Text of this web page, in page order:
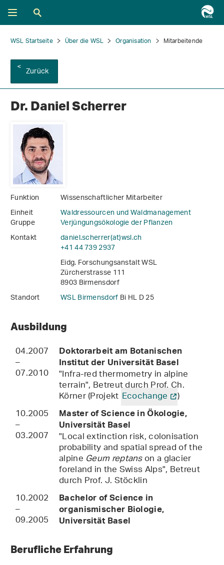
WSL Startseite Über die WSL Organisation Mitarbeitende
Zurück
Dr. Daniel Scherrer
Funktion
Wissenschaftlicher Mitarbeiter
Einheit
Waldressourcen und Waldmanagement
Gruppe
Verjüngungsökologie der Pflanzen
Kontakt
daniel.scherrer(at)wsl.ch
+41 44 739 2937
Eidg. Forschungsanstalt WSL
Zürcherstrasse 111
8903 Birmensdorf
Standort
WSL BirmensdorfBi HL D 25
Ausbildung
04.2007
–
07.2010
Doktorarbeit am Botanischen
Institut der Universität Basel
"Infra-red thermometry in alpine
terrain", Betreut durch Prof. Ch.
Körner (Projekt Ecochange )
10.2005
–
03.2007
Master of Science in Ökologie,
Universität Basel
"Local extinction risk, colonisation
probability and spatial spread of the
alpineGeum reptanson a glacier
foreland in the Swiss Alps", Betreut
durch Prof. J. Stöcklin
10.2002
–
09.2005
Bachelor of Science in
organismischer Biologie,
Universität Basel
Berufliche Erfahrung